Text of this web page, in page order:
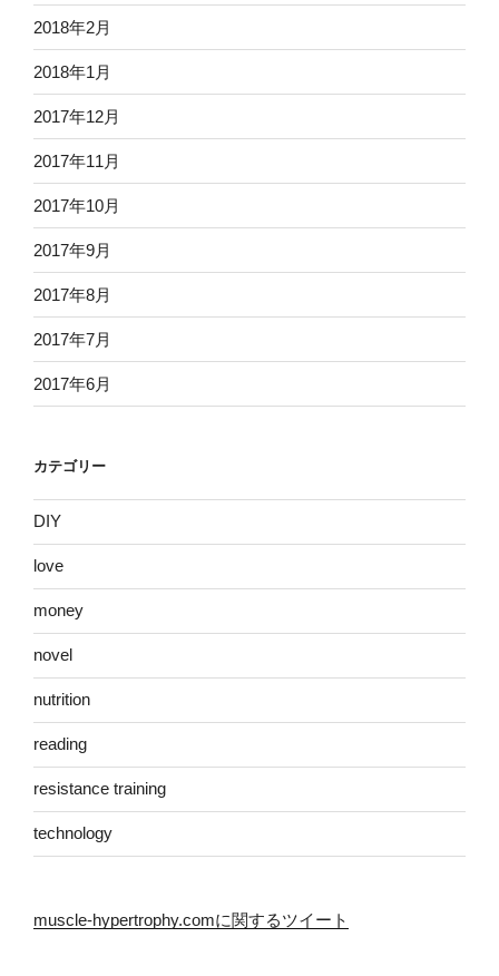
2018年2月
2018年1月
2017年12月
2017年11月
2017年10月
2017年9月
2017年8月
2017年7月
2017年6月
カテゴリー
DIY
love
money
novel
nutrition
reading
resistance training
technology
muscle-hypertrophy.comに関するツイート